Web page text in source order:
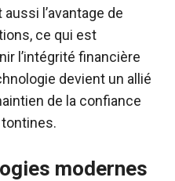
l’avantage de
ce qui est
l’intégrité financière
devient un allié
de la confiance
tontines.
modernes